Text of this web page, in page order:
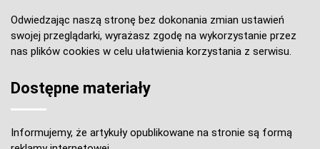
Odwiedzając naszą stronę bez dokonania zmian ustawień
swojej przeglądarki, wyrażasz zgodę na wykorzystanie przez
nas plików cookies w celu ułatwienia korzystania z serwisu.
Dostępne materiały
Informujemy, że artykuły opublikowane na stronie są formą